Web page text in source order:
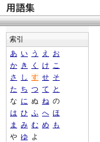
索引
あ い う え
お
か き く け こ
さ
し す せ そ
た ち つ て
と
な に ぬ ね の
は ひ ふ へ ほ
ま
み む め
も
や ゆ よ